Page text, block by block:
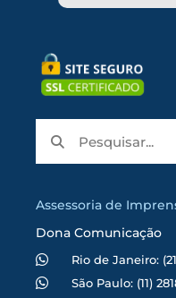
Assessoria de
Dona Comunicação
Rio de Janeiro:
São Paulo: (11)